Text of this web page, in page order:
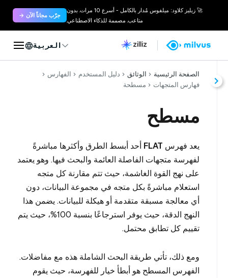
🚀 زيليز كلاود: ميلفوس مُدار بالكامل - أسرع 10 مرات. بدون
متاعب. مصممة للذكاء الاصطناعي.
جرّب مجاناً الآن →
العربية
الصفحة الرئيسية الوثائق دليل المستخدم
الفهارس
فهارس المتجهات
مسطحة
مسطح
يعد فهرس FLAT أحد أبسط الطرق وأكثرها مباشرةً
لفهرسة متجهات الفاصلة العائمة والبحث فيها. وهو يعتمد
على نهج القوة الغاشمة، حيث تتم مقارنة كل متجه
استعلام مباشرةً بكل متجه في مجموعة البيانات، دون
أي معالجة مسبقة متقدمة أو هيكلة للبيانات. يضمن هذا
النهج الدقة، حيث يوفر استرجاعًا بنسبة 100%، حيث يتم
تقييم كل تطابق محتمل.
ومع ذلك، تأتي طريقة البحث الشاملة هذه مع مفاضلات.
الفهرس المسطح هو أبطأ خيار للفهرسة، حيث يقوم